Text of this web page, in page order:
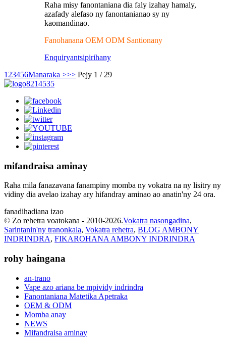
Raha misy fanontaniana dia faly izahay hamaly,
azafady alefaso ny fanontanianao sy ny
kaomandinao.
Fanohanana OEM ODM Santionany
Enquiryantsipirihany
1 23456Manaraka >>> Pejy 1 / 29
mifandraisa aminay
Raha mila fanazavana fanampiny momba ny vokatra na ny lisitry ny
vidiny dia avelao izahay ary hifandray aminao ao anatin'ny 24 ora.
fanadihadiana izao
© Zo rehetra voatokana - 2010-2026.Vokatra nasongadina,
Sarintanin'ny tranonkala, Vokatra rehetra, BLOG AMBONY
INDRINDRA, FIKAROHANA AMBONY INDRINDRA
rohy haingana
an-trano
Vape azo ariana be mpividy indrindra
Fanontaniana Matetika Apetraka
OEM & ODM
Momba anay
NEWS
Mifandraisa aminay